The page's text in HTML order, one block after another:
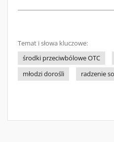
Temat i słowa kluczowe:
środki przeciwbólowe OTC
młodzi dorośli
radzenie